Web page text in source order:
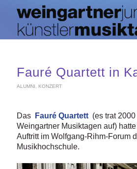
Fauré Quartett in
ALUMNI KONZERT
Das Fauré Quartett(es trat 2000
Weingartner Musiktagen auf)
Auftritt im Wolfgang-Rihm-Forum
Musikhochschule.